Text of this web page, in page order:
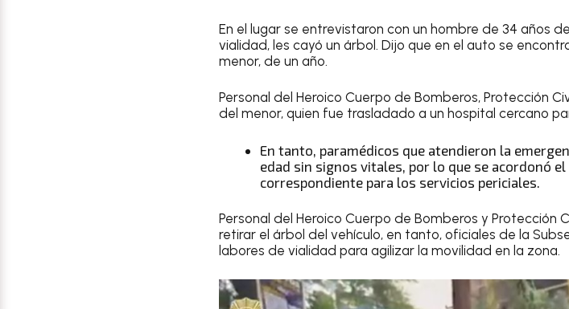
En el lugar se entrevistaron con un hombre de 34 años
vialidad, les cayó un árbol. Dijo que en el auto se
menor, de un año.
Personal del Heroico Cuerpo de Bomberos, Protección
del menor, quien fue trasladado a un hospital cercano
En tanto, paramédicos que atendieron la
edad sin signos vitales, por lo que se acordonó
correspondiente para los servicios periciales.
Personal del Heroico Cuerpo de Bomberos y Protección
retirar el árbol del vehículo, en tanto, oficiales de la
labores de vialidad para agilizar la movilidad en la zona.